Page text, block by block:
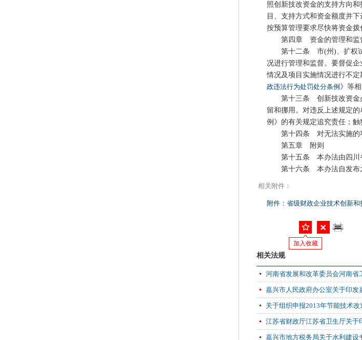
照创新技改资金的支持方向
目、支持方式和资金额度并
按预算管理要求尽快将资金拨
第四章 资金的管理和监
第十二条 市(州)、扩权试
况进行管理和监督。要督促
情况及项目实施情况进行不
政违法行为处罚处分条例 》等
第十三条 创新技改资金必
留和挪用。对违反上述规定
例》的有关规定追究责任；触
第十四条 对无法实施的项
第五章 附则
第十五条 本办法由四川省
第十六条 本办法自发布之
相关附件：
附件：省级财政企业技术创新
加入收藏
相关法规
河南省发展和改革委员会河南省
嘉兴市人民政府办公室关于印发
关于组织申报2013年节能技术
江苏省财政厅江苏省卫生厅关于
嘉兴市地方税务局关于水利建设